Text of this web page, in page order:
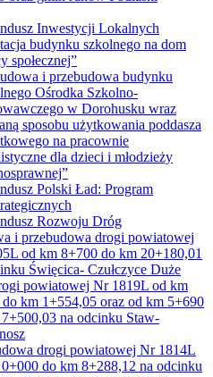
Inwestycji Lokalnych
budynku szkolnego na dom
społecznej”
i przebudowa budynku
Ośrodka Szkolno-
w Dorohusku wraz
sposobu użytkowania poddasza
na pracownie
dla dzieci i młodzieży
Polski Ład: Program
Rozwoju Dróg
i przebudowa drogi powiatowej
od km 8+700 do km 20+180,01
Święcica- Czułczyce Duże
powiatowej Nr 1819L od km
km 1+554,05 oraz od km 5+690
na odcinku Staw-
drogi powiatowej Nr 1814L
do km 8+288,12 na odcinku